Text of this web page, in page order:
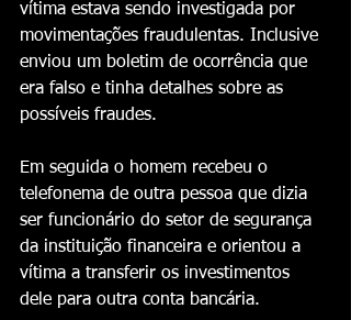
vítima estava sendo investigada por
movimentações fraudulentas. Inclusive
enviou um boletim de ocorrência que
era falso e tinha detalhes sobre as
possíveis fraudes.
Em seguida o homem recebeu o
telefonema de outra pessoa que dizia
ser funcionário do setor de segurança
da instituição financeira e orientou a
vítima a transferir os investimentos
dele para outra conta bancária.